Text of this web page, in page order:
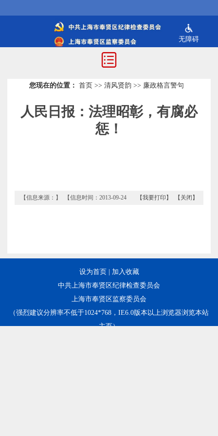
无障碍
您现在的位置： 首页 >> 清风贤韵 >> 廉政格言警句
人民日报：法理昭彰，有腐必
惩！
【信息来源：】 【信息时间：2013-09-24 【我要打印】 【关闭】
设为首页
加入收藏
中共上海市奉贤区纪律检查委员会
上海市奉贤区监察委员会
（强烈建议分辨率不低于1024*768，IE6.0版本以上浏览器浏览本站
主页）